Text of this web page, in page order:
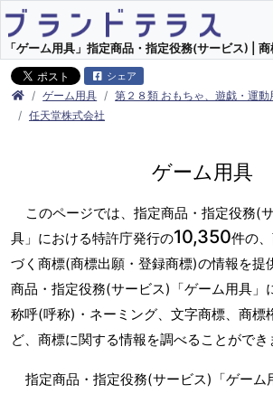
「ゲーム用具」指定商品・指定役務(サービス) |
シェア
ゲーム用具 第２８類 おもちゃ、遊戯・運動
任天堂株式会社
ゲーム用具
このページでは、指定商品・指定役務(
具」における特許庁発行の10,350件の
づく商標(商標出願・登録商標)の情報を提
商品・指定役務(サービス)「ゲーム用具」
称呼(呼称)・ネーミング、文字商標、商標
ど、商標に関する情報を調べることができ
指定商品・指定役務(サービス)「ゲーム